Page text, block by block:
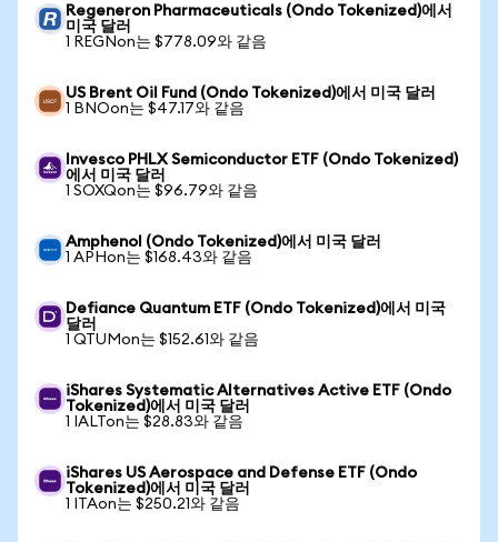
Regeneron Pharmaceuticals (Ondo Tokenized)에서
미국 달러
1 REGNon는 $778.09와 같음
US Brent Oil Fund (Ondo Tokenized)에서 미국 달러
1 BNOon는 $47.17와 같음
Invesco PHLX Semiconductor ETF (Ondo Tokenized)
에서 미국 달러
1 SOXQon는 $96.79와 같음
Amphenol (Ondo Tokenized)에서 미국 달러
1 APHon는 $168.43와 같음
Defiance Quantum ETF (Ondo Tokenized)에서 미국
달러
1 QTUMon는 $152.61와 같음
iShares Systematic Alternatives Active ETF (Ondo
Tokenized)에서 미국 달러
1 IALTon는 $28.83와 같음
iShares US Aerospace and Defense ETF (Ondo
Tokenized)에서 미국 달러
1 ITAon는 $250.21와 같음